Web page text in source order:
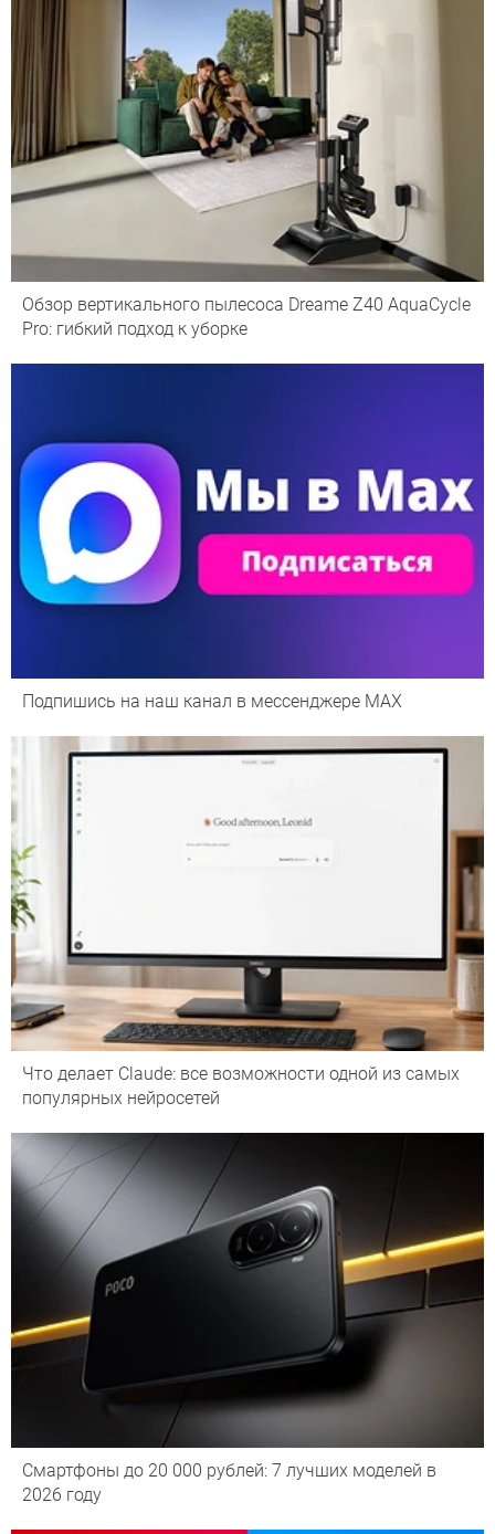
Обзор вертикального пылесоса Dreame Z40 AquaCycle
Pro: гибкий подход к уборке
Подпишись на наш канал в мессенджере МАХ
Что делает Сlaude: все возможности одной из самых
популярных нейросетей
Смартфоны до 20 000 рублей: 7 лучших моделей в
2026 году